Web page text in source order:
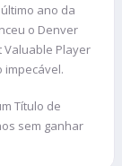
ano da
o Denver
Valuable Player
impecável.
Título de
sem ganhar